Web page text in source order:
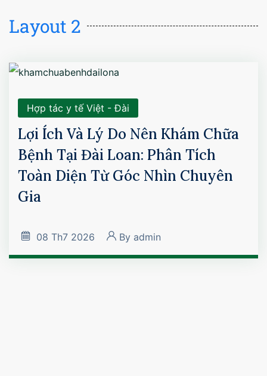
Layout 2
Hợp tác y tế Việt - Đài
Lợi Ích Và Lý Do Nên Khám Chữa
Bệnh Tại Đài Loan: Phân Tích
Toàn Diện Từ Góc Nhìn Chuyên
Gia
08 Th7 2026 By admin